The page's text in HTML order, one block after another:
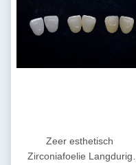
Zeer esthetisch
Zirconiafoelie Langdurig